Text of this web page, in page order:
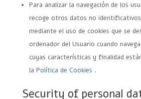
Para analizar la navegación de los
recoge otros datos no
mediante el uso de cookies que se
ordenador del Usuario cuando
cuyas características y finalidad
la Política de Cookies .
Security of personal